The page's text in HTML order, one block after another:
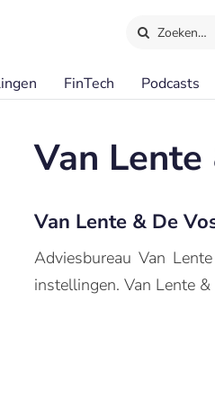
Zoeken…
FinTech Podcasts
Van Lente
Van Lente & De
Adviesbureau Van
instellingen. Van Lente